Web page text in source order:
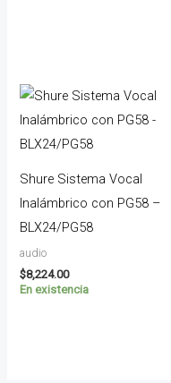
Shure Sistema Vocal
Inalámbrico con PG58 –
BLX24/PG58
audio
$8,224.00
En existencia